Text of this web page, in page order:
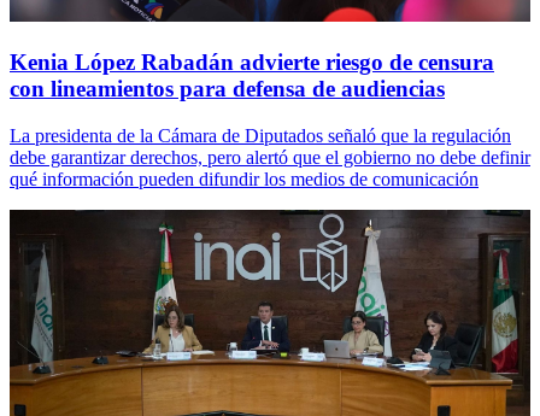
Kenia López Rabadán advierte riesgo de censura
con lineamientos para defensa de audiencias
La presidenta de la Cámara de Diputados señaló que la regulación
debe garantizar derechos, pero alertó que el gobierno no debe definir
qué información pueden difundir los medios de comunicación